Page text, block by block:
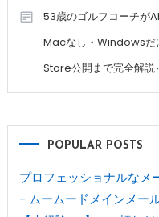
53歳のゴルフコーチが
Macなし・Windowsだ
Store公開まで完全解説
POPULAR POSTS
プロフェッショナルなメ
- ムームードメインメー